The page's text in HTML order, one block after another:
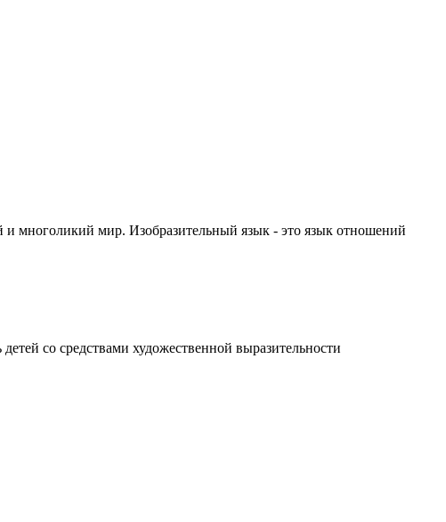
и многоликий мир. Изобразительный язык - это язык отношений
со средствами художественной выразительности